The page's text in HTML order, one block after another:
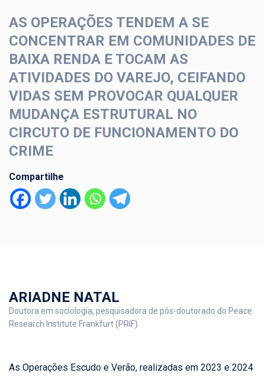
AS OPERAÇÕES TENDEM A SE
CONCENTRAR EM COMUNIDADES DE
BAIXA RENDA E TOCAM AS
ATIVIDADES DO VAREJO, CEIFANDO
VIDAS SEM PROVOCAR QUALQUER
MUDANÇA ESTRUTURAL NO
CIRCUTO DE FUNCIONAMENTO DO
CRIME
Compartilhe
ARIADNE NATAL
Doutora em sociologia, pesquisadora de pós-doutorado do Peace
Research Institute Frankfurt (PRIF)
As Operações Escudo e Verão, realizadas em 2023 e 2024